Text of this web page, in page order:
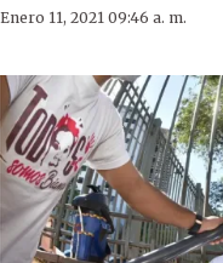
Enero 11, 2021 09:46 a. m.